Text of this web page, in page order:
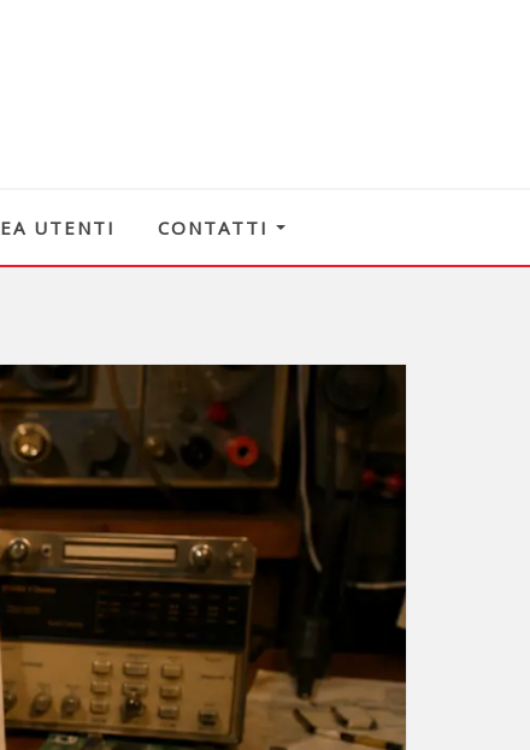
UTENTI CONTATTI